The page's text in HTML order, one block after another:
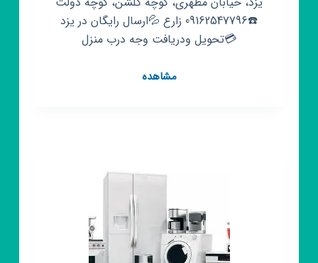
☎️09162547796 زارع 💦ارسال رایگان در یزد
💳تحویل ودریافت وجه درب منزل
مشاهدهکانال
محمد